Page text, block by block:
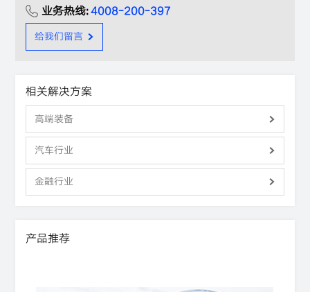
业务热线:4008-200-397
给我们留言
相关解决方案
高端装备
汽车行业
金融行业
产品推荐